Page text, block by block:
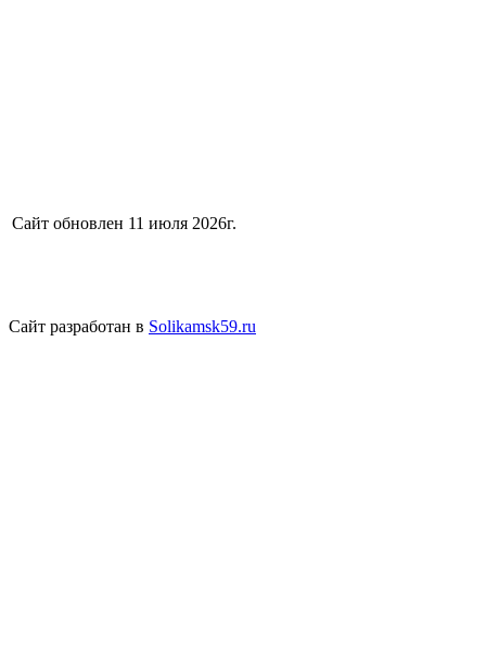
Сайт обновлен 11 июля 2026г.
Сайт разработан в Solikamsk59.ru